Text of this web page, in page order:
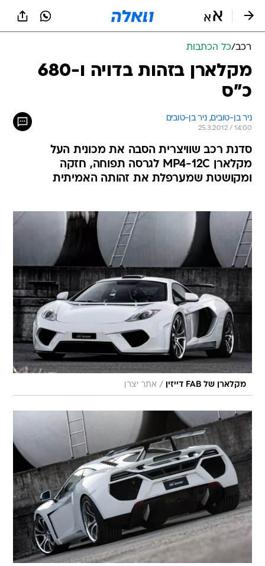
רכב/כל הכתבות
מקלארן בזהות בדויה ו-680
כ"ס
ניר בן-טובים, ניר בן-טובים
25.3.2012 / 14:00
סדנת רכב שוויצרית הסבה את מכונית העל
מקלארן MP4-12C לגרסה תפוחה, חזקה
ומקושטת שמערפלת את זהותה האמיתית
מקלארן של FAB דייזין / אתר יצרן